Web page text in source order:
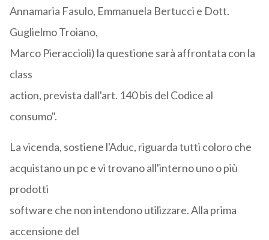
Annamaria Fasulo, Emmanuela Bertucci e Dott.
Guglielmo Troiano,
Marco Pieraccioli) la questione sarà affrontata con la
class
action, prevista dall'art. 140 bis del Codice al
consumo".
La vicenda, sostiene l'Aduc, riguarda tutti coloro che
acquistano un pc e vi trovano all'interno uno o più
prodotti
software che non intendono utilizzare. Alla prima
accensione del